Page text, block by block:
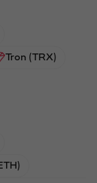
Tron (TRX)